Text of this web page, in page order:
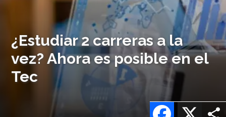
¿Estudiar 2 carreras a la
vez? Ahora es posible en el
Tec
X
Facebook